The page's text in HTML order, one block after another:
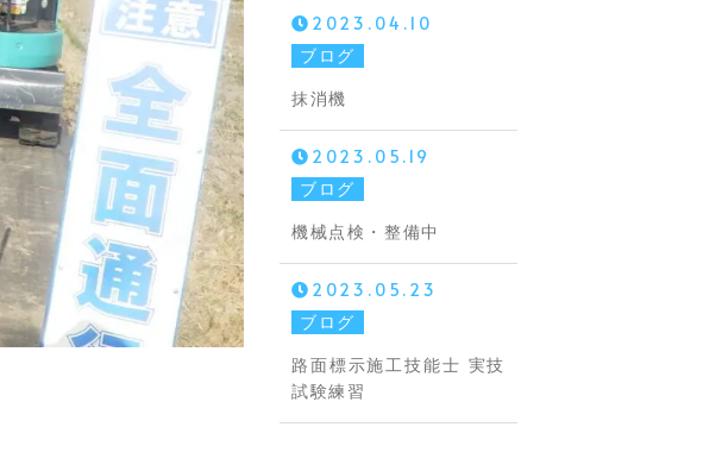
2023.04.10
ブログ
抹消機
2023.05.19
ブログ
機械点検・整備中
2023.05.23
ブログ
路面標示施工技能士 実技
試験練習